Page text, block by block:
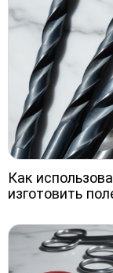
Как
изготовить